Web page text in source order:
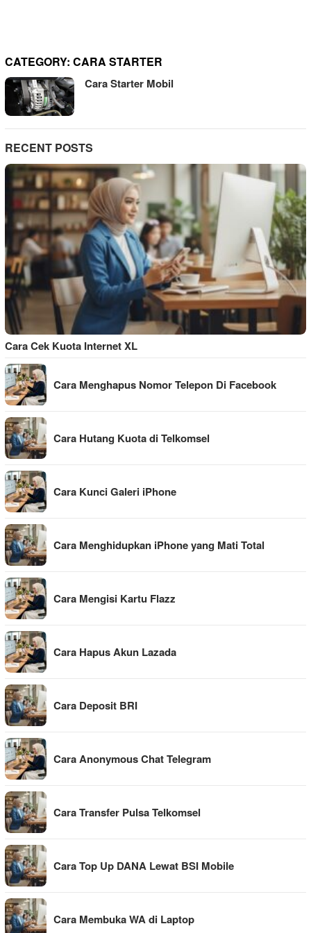
CATEGORY: CARA STARTER
Cara Starter Mobil
RECENT POSTS
Cara Cek Kuota Internet XL
Cara Menghapus Nomor Telepon Di Facebook
Cara Hutang Kuota di Telkomsel
Cara Kunci Galeri iPhone
Cara Menghidupkan iPhone yang Mati Total
Cara Mengisi Kartu Flazz
Cara Hapus Akun Lazada
Cara Deposit BRI
Cara Anonymous Chat Telegram
Cara Transfer Pulsa Telkomsel
Cara Top Up DANA Lewat BSI Mobile
Cara Membuka WA di Laptop